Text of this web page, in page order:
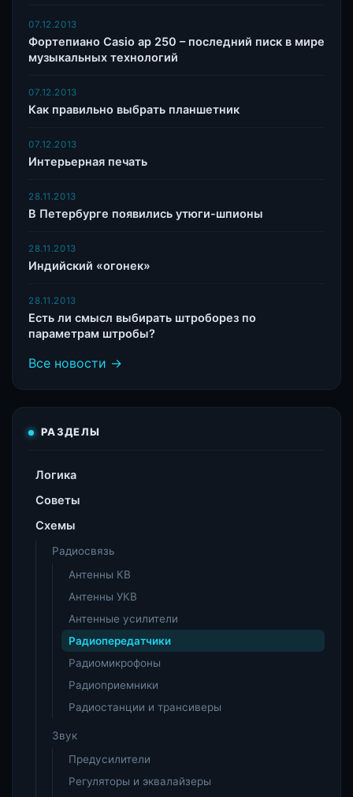
07.12.2013
Фортепиано Casio ap 250 – последний писк в мире
музыкальных технологий
07.12.2013
Как правильно выбрать планшетник
07.12.2013
Интерьерная печать
28.11.2013
В Петербурге появились утюги-шпионы
28.11.2013
Индийский «огонек»
28.11.2013
Есть ли смысл выбирать штроборез по
параметрам штробы?
Все новости →
РАЗДЕЛЫ
Логика
Советы
Схемы
Радиосвязь
Антенны КВ
Антенны УКВ
Антенные усилители
Радиопередатчики
Радиомикрофоны
Радиоприемники
Радиостанции и трансиверы
Звук
Предусилители
Регуляторы и эквалайзеры